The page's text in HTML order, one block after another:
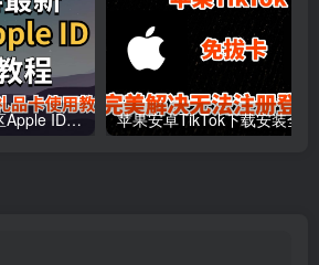
2024年最新苹果美区Apple ID申请注册方法！ 苹果安卓TikTok下载安装全